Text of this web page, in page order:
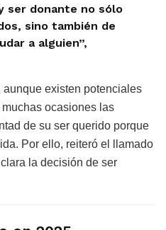
ser donante no sólo
sino también de
a alguien”,
existen potenciales
ocasiones las
de su ser querido porque
Por ello, reiteró el llamado
la decisión de ser